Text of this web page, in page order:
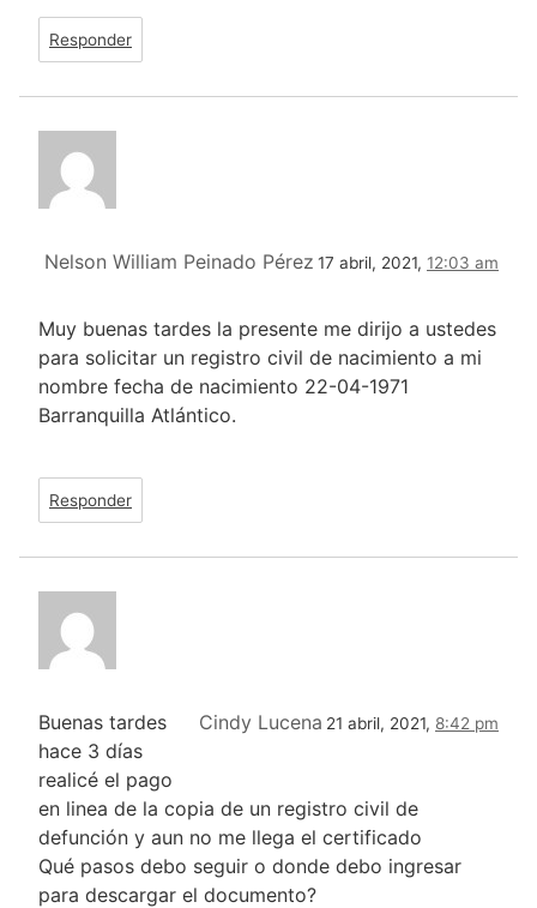
Responder
Nelson William Peinado Pérez 17 abril, 2021, 12:03 am
Muy buenas tardes la presente me dirijo a ustedes
para solicitar un registro civil de nacimiento a mi
nombre fecha de nacimiento 22-04-1971
Barranquilla Atlántico.
Responder
Cindy Lucena 21 abril, 2021, 8:42 pm
Buenas tardes
hace 3 días
realicé el pago
en linea de la copia de un registro civil de
defunción y aun no me llega el certificado
Qué pasos debo seguir o donde debo ingresar
para descargar el documento?